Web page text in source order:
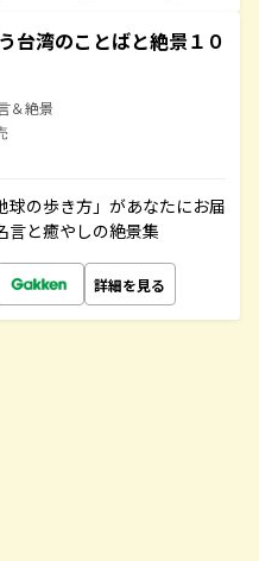
台湾のことばと絶景１０
＆絶景
の歩き方」があなたにお届
言と癒やしの絶景集
詳細を見る